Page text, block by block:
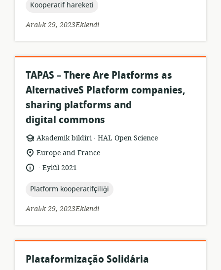
topic:
Kooperatif hareketi
Aralık 29, 2023Eklendi
TAPAS – There Are Platforms as
AlternativeS Platform companies,
sharing platforms and
digital commons
Kaynak
formatı:
Akademik bildiri .
yayıncı:
HAL Open Science
Uygunluk
konumu:
Europe and France
Dil: .
YayınEylül 2021
topic:
Platform kooperatifçiliği
Aralık 29, 2023Eklendi
Plataformização Solidária